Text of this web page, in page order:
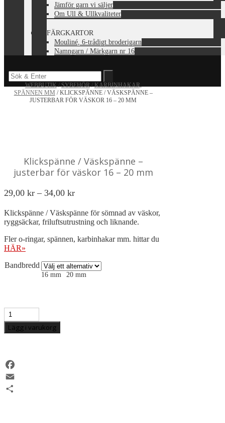
Jämför garn vi säljer
Om Ull & Ullkvaliteter
FÄRGKARTOR
Mouliné, 6-trådigt broderigarn
Namngarn / Märkgarn nr 16
WEBBUTIK / SYBEHÖR / KARBINHAKAR,
SPÄNNEN MM / KLICKSPÄNNE / VÄSKSPÄNNE –
JUSTERBAR FÖR VÄSKOR 16 – 20 MM
Klickspänne / Väskspänne –
justerbar för väskor 16 – 20 mm
29,00 kr – 34,00 krPrisintervall:
till
34,00 kr
Klickspänne / Väskspänne för sömnad av väskor,
ryggsäckar, friluftsutrustning och liknande.
Fler o-ringar, spännen, karbinhakar mm. hittar du
HÄR»
Bandbredd
16 mm 20 mm
Klickspänne
Väskspänne
-
justerbar
för
mm
mängd
Lägg i varukorg
Facebook
Email